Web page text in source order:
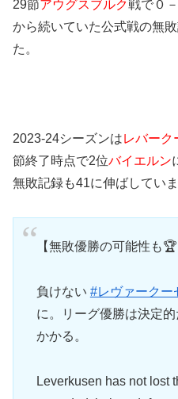
29節アウグスブルク戦で０
から続いていた公式戦の無
た。
2023-24シーズンはレバーク
節終了時点で2位バイエルン
無敗記録も41に伸ばしていま
【無敗優勝の可能性も🏆
負けない #レヴァークー
に。リーグ優勝は決定
かかる。
Leverkusen has not lost